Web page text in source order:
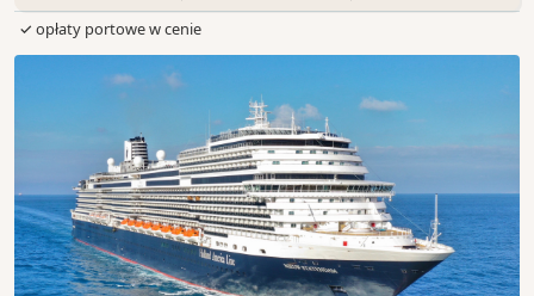
✓ opłaty portowe w cenie